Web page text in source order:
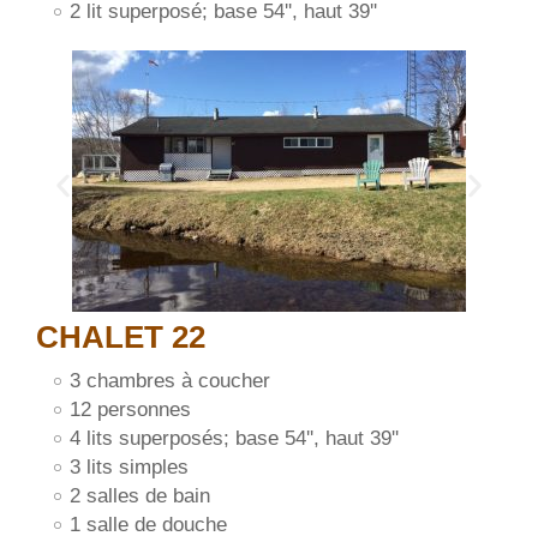
2 lit superposé; base 54'', haut 39''
CHALET 22
3 chambres à coucher
12 personnes
4 lits superposés; base 54'', haut 39''
3 lits simples
2 salles de bain
1 salle de douche